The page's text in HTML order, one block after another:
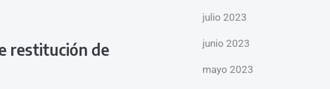
restitución de
julio 2023
junio 2023
mayo 2023